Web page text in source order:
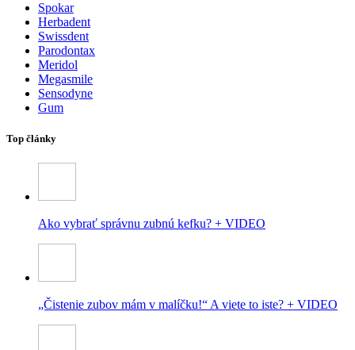
Spokar
Herbadent
Swissdent
Parodontax
Meridol
Megasmile
Sensodyne
Gum
Top články
Ako vybrať správnu zubnú kefku? + VIDEO
„Čistenie zubov mám v malíčku!“ A viete to iste? + VIDEO